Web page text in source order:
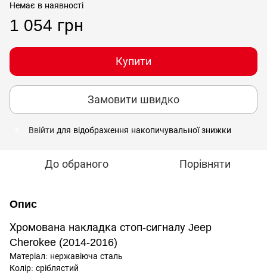
Немає в наявності
1 054 грн
Купити
Замовити швидко
Ввійти для відображення накопичувальної знижки
До обраного Порівняти
Опис
Хромована накладка стоп-сигналу Jeep
Cherokee (2014-2016)
Матеріал: нержавіюча сталь
Колір: сріблястий